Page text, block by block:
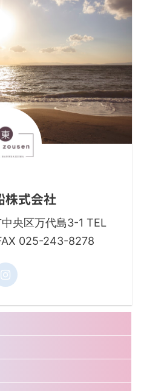
株式会社
央区万代島3-1 TEL
025-243-8278